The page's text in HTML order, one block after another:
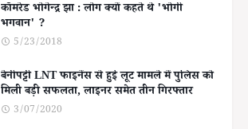
कॉमरेड भोगेन्द्र झा : लोग क्यों कहते थे 'भोगी
भगवान' ?
5/23/2018
बेनीपट्टी LNT फाइनेंस से हुई लूट मामले में पुलिस को
मिली बड़ी सफलता, लाइनर समेत तीन गिरफ्तार
3/07/2020